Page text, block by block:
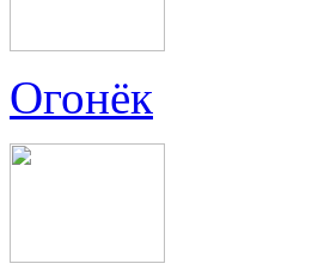
Огонёк